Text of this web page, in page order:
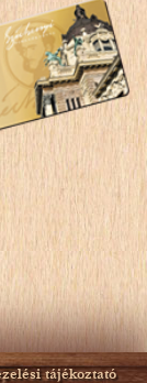
tájékoztató